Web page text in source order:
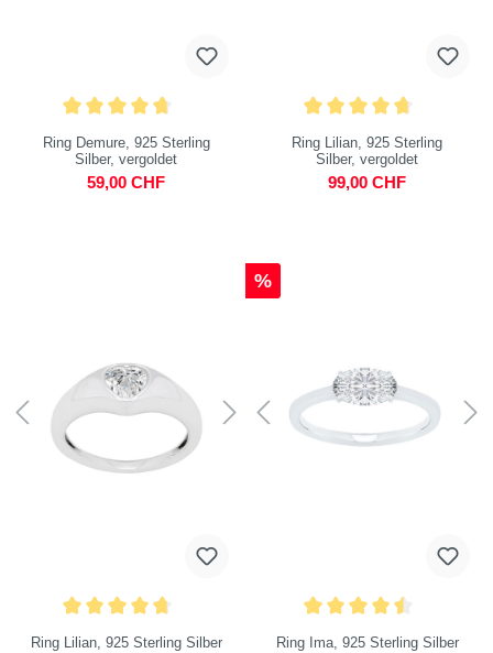
Ring Demure, 925 Sterling
Silber, vergoldet
59,00 CHF
Ring Lilian, 925 Sterling
Silber, vergoldet
99,00 CHF
Ring Lilian, 925 Sterling Silber
%
Ring Ima, 925 Sterling Silber